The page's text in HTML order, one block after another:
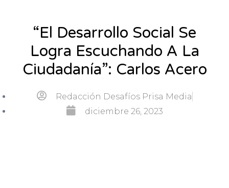
“El Desarrollo Social Se
Logra Escuchando A La
Ciudadanía”: Carlos Acero
Redacción Desafíos Prisa Media
diciembre 26, 2023